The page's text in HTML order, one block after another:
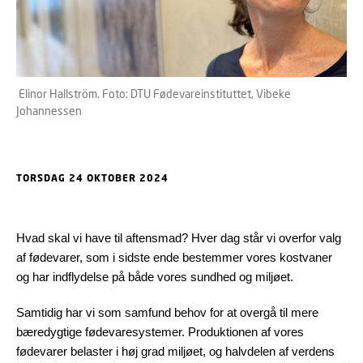
Elinor Hallström. Foto: DTU Fødevareinstituttet, Vibeke
Johannessen
TORSDAG 24 OKTOBER 2024
Hvad skal vi have til aftensmad? Hver dag står vi overfor valg
af fødevarer, som i sidste ende bestemmer vores kostvaner
og har indflydelse på både vores sundhed og miljøet.
Samtidig har vi som samfund behov for at overgå til mere
bæredygtige fødevaresystemer. Produktionen af vores
fødevarer belaster i høj grad miljøet, og halvdelen af verdens